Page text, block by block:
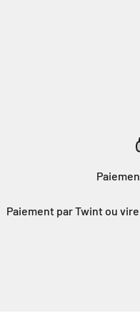
Paiement par Twint ou